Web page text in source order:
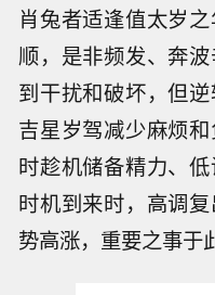
肖兔者适逢值太岁
顺，是非频发、奔
到干扰和破坏，但
吉星岁驾减少麻烦
时趁机储备精力、
时机到来时，高调
势高涨，重要之事于